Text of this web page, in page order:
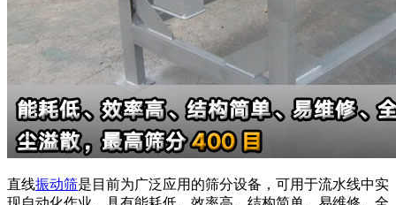
直线振动筛是目前为广泛应用的筛分设备，可用于流水线中实